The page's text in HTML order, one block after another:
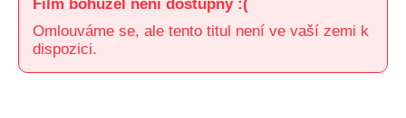
Film bohužel není dostupný :(
Omlouváme se, ale tento titul není ve vaší zemi k
dispozici.